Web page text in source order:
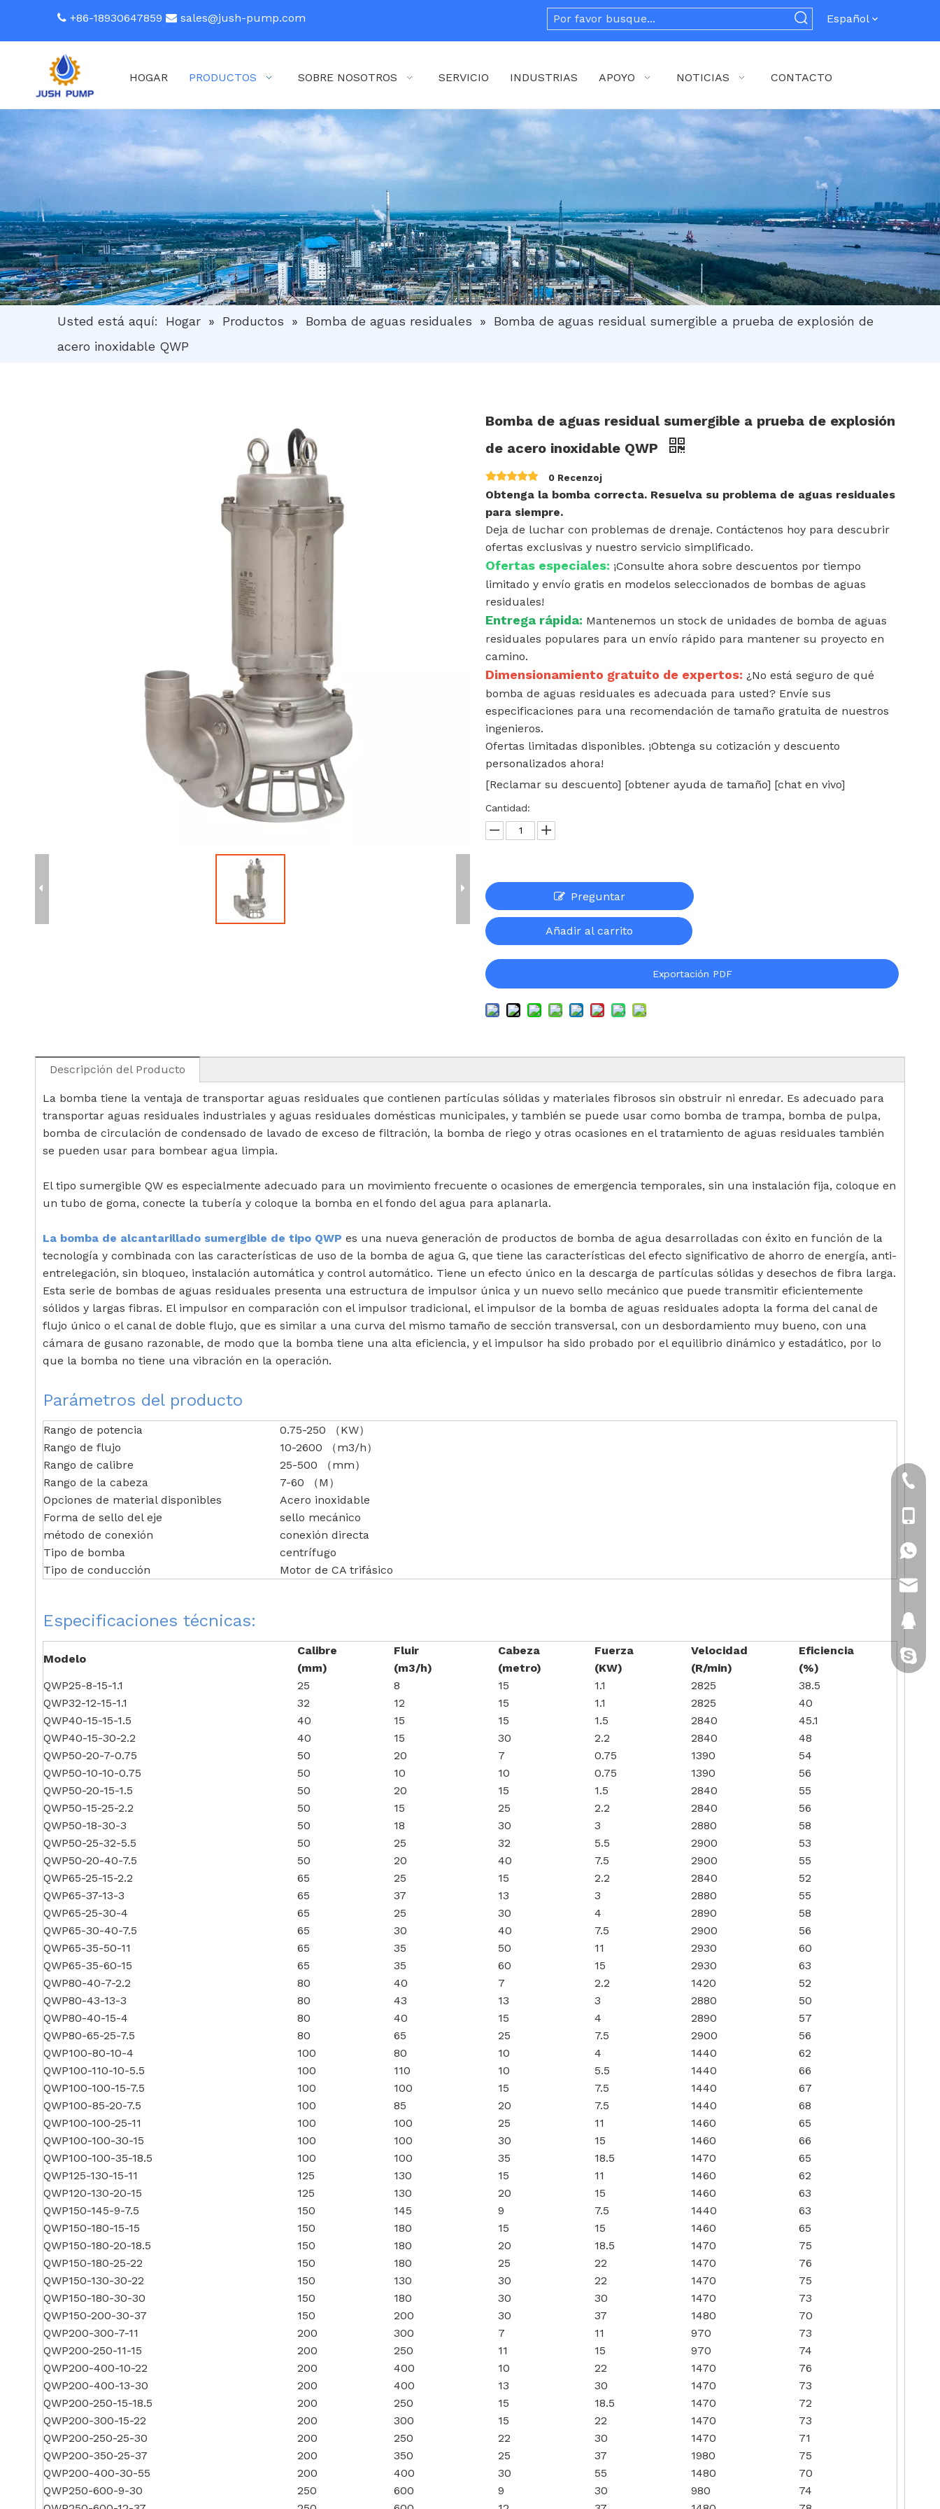
 +86-18930647859  sales@jush-pump.com Español
HOGAR PRODUCTOS SOBRE NOSOTROS SERVICIO INDUSTRIAS APOYO NOTICIAS CONTACTO
Usted está aquí: Hogar » Productos » Bomba de aguas residuales »
Bomba de aguas residual sumergible a prueba de explosión de
acero inoxidable QWP
Bomba de aguas residual sumergible a prueba de explosión
de acero inoxidable QWP
0 Recenzoj
Obtenga la bomba correcta. Resuelva su problema de aguas residuales
para siempre.
Deja de luchar con problemas de drenaje. Contáctenos hoy para descubrir
ofertas exclusivas y nuestro servicio simplificado.
Ofertas especiales: ¡Consulte ahora sobre descuentos por tiempo
limitado y envío gratis en modelos seleccionados de bombas de aguas
residuales!
Entrega rápida: Mantenemos un stock de unidades de bomba de aguas
residuales populares para un envío rápido para mantener su proyecto en
camino.
Dimensionamiento gratuito de expertos: ¿No está seguro de qué
bomba de aguas residuales es adecuada para usted? Envíe sus
especificaciones para una recomendación de tamaño gratuita de nuestros
ingenieros.
Ofertas limitadas disponibles. ¡Obtenga su cotización y descuento
personalizados ahora!
[Reclamar su descuento] [obtener ayuda de tamaño] [chat en vivo]
Cantidad:
Preguntar
Añadir al carrito
Exportación PDF
Descripción del Producto
La bomba tiene la ventaja de transportar aguas residuales que contienen partículas sólidas y materiales fibrosos sin obstruir ni enredar. Es adecuado para
transportar aguas residuales industriales y aguas residuales domésticas municipales, y también se puede usar como bomba de trampa, bomba de pulpa,
bomba de circulación de condensado de lavado de exceso de filtración, la bomba de riego y otras ocasiones en el tratamiento de aguas residuales también
se pueden usar para bombear agua limpia.
El tipo sumergible QW es especialmente adecuado para un movimiento frecuente o ocasiones de emergencia temporales, sin una instalación fija, coloque en
un tubo de goma, conecte la tubería y coloque la bomba en el fondo del agua para aplanarla.
La bomba de alcantarillado sumergible de tipo QWP es una nueva generación de productos de bomba de agua desarrolladas con éxito en función de la
tecnología y combinada con las características de uso de la bomba de agua G, que tiene las características del efecto significativo de ahorro de energía, anti-
entrelegación, sin bloqueo, instalación automática y control automático. Tiene un efecto único en la descarga de partículas sólidas y desechos de fibra larga.
Esta serie de bombas de aguas residuales presenta una estructura de impulsor única y un nuevo sello mecánico que puede transmitir eficientemente
sólidos y largas fibras. El impulsor en comparación con el impulsor tradicional, el impulsor de la bomba de aguas residuales adopta la forma del canal de
flujo único o el canal de doble flujo, que es similar a una curva del mismo tamaño de sección transversal, con un desbordamiento muy bueno, con una
cámara de gusano razonable, de modo que la bomba tiene una alta eficiencia, y el impulsor ha sido probado por el equilibrio dinámico y estadático, por lo
que la bomba no tiene una vibración en la operación.
Parámetros del producto
Rango de potencia
0.75-250 （KW）
Rango de flujo
10-2600 （m3/h）
Rango de calibre
25-500 （mm）
Rango de la cabeza
7-60 （M）
Opciones de material disponibles
Acero inoxidable
Forma de sello del eje
sello mecánico
método de conexión
conexión directa
Tipo de bomba
centrífugo
Tipo de conducción
Motor de CA trifásico
Especificaciones técnicas:
Modelo
Calibre Fluir Cabeza Fuerza Velocidad
Eficiencia
(mm)
(m3/h) (metro) (KW) (R/min)
(%)
QWP25-8-15-1.1
25 8 15 1.1 2825
38.5
QWP32-12-15-1.1
32 12 15 1.1 2825
40
QWP40-15-15-1.5
40 15 15 1.5 2840
45.1
QWP40-15-30-2.2
40 15 30 2.2 2840
48
QWP50-20-7-0.75
50 20 7 0.75 1390
54
QWP50-10-10-0.75
50 10 10 0.75 1390
56
QWP50-20-15-1.5
50 20 15 1.5 2840
55
QWP50-15-25-2.2
50 15 25 2.2 2840
56
QWP50-18-30-3
50 18 30 3 2880
58
QWP50-25-32-5.5
50 25 32 5.5 2900
53
QWP50-20-40-7.5
50 20 40 7.5 2900
55
QWP65-25-15-2.2
65 25 15 2.2 2840
52
QWP65-37-13-3
65 37 13 3 2880
55
QWP65-25-30-4
65 25 30 4 2890
58
QWP65-30-40-7.5
65 30 40 7.5 2900
56
QWP65-35-50-11
65 35 50 11 2930
60
QWP65-35-60-15
65 35 60 15 2930
63
QWP80-40-7-2.2
80 40 7 2.2 1420
52
QWP80-43-13-3
80 43 13 3 2880
50
QWP80-40-15-4
80 40 15 4 2890
57
QWP80-65-25-7.5
80 65 25 7.5 2900
56
QWP100-80-10-4
100 80 10 4 1440
62
QWP100-110-10-5.5
100 110 10 5.5 1440
66
QWP100-100-15-7.5
100 100 15 7.5 1440
67
QWP100-85-20-7.5
100 85 20 7.5 1440
68
QWP100-100-25-11
100 100 25 11 1460
65
QWP100-100-30-15
100 100 30 15 1460
66
QWP100-100-35-18.5
100 100 35 18.5 1470
65
QWP125-130-15-11
125 130 15 11 1460
62
QWP120-130-20-15
125 130 20 15 1460
63
QWP150-145-9-7.5
150 145 9 7.5 1440
63
QWP150-180-15-15
150 180 15 15 1460
65
QWP150-180-20-18.5
150 180 20 18.5 1470
75
QWP150-180-25-22
150 180 25 22 1470
76
QWP150-130-30-22
150 130 30 22 1470
75
QWP150-180-30-30
150 180 30 30 1470
73
QWP150-200-30-37
150 200 30 37 1480
70
QWP200-300-7-11
200 300 7 11 970
73
QWP200-250-11-15
200 250 11 15 970
74
QWP200-400-10-22
200 400 10 22 1470
76
QWP200-400-13-30
200 400 13 30 1470
73
QWP200-250-15-18.5
200 250 15 18.5 1470
72
QWP200-300-15-22
200 300 15 22 1470
73
QWP200-250-25-30
200 250 22 30 1470
71
QWP200-350-25-37
200 350 25 37 1980
75
QWP200-400-30-55
200 400 30 55 1480
70
QWP250-600-9-30
250 600 9 30 980
74
+86-
+86-
gatito-